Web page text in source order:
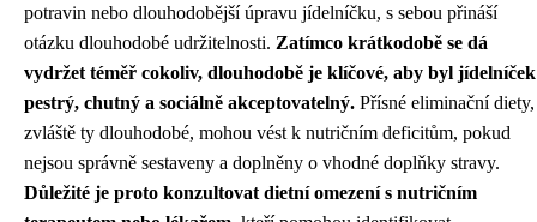
potravin nebo dlouhodobější úpravu jídelníčku, s sebou přináší
otázku dlouhodobé udržitelnosti. Zatímco krátkodobě se dá
vydržet téměř cokoliv, dlouhodobě je klíčové, aby byl jídelníček
pestrý, chutný a sociálně akceptovatelný. Přísné eliminační diety,
zvláště ty dlouhodobé, mohou vést k nutričním deficitům, pokud
nejsou správně sestaveny a doplněny o vhodné doplňky stravy.
Důležité je proto konzultovat dietní omezení s nutričním